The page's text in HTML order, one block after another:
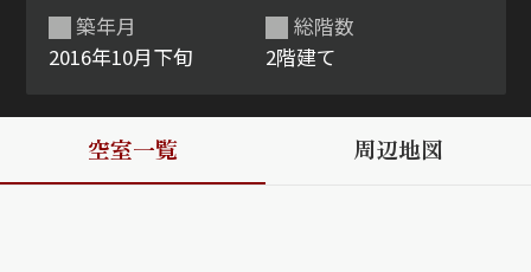
ルームツアー 動画ギャラリー
築年月
2016年10月下旬
総階数
2階建て
空室一覧 周辺地図